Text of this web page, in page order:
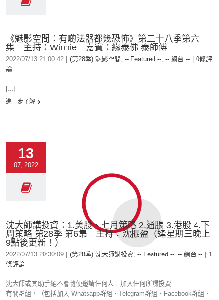
《魅影空間︰有啲法器都幾恐怖》第二十八季第六
集 主持：Winnie 嘉賓：緣泰佛 泰師傅
2022/07/13 21:00:42 (第28季) 魅影空間 , -- Featured --, -- 網台 --
0條評
論
[...]
進一步了解
13
07, 2022
沈大師講投資：1.美股、七月策略 2.通脹 3.港股 4.下
周策略 第28季 第6集 主持：沈振盈（逢星期三晚上
9點後更新！）
2022/07/13 20:30:09 (第28季) 沈大師講投資, -- Featured --, -- 網台 --
1
條評論
沈大師或其助手絕不會隨便邀請任何人士加入任何所謂投資
有關群組，（包括加入 Whatsapp群組、Telegram群組、Facebook群組、